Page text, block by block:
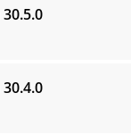
30.5.0
30.4.0